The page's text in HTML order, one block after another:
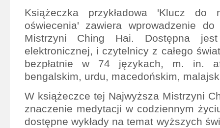
Książeczka przykładowa 'Klucz do
oświecenia' zawiera wprowadzenie
Mistrzyni Ching Hai. Dostępna
elektronicznej, i czytelnicy z całego
bezpłatnie w 74 językach, m. in.
bengalskim, urdu, macedońskim,
W książeczce tej Najwyższa Mistrzyni
znaczenie medytacji w codziennym
dostępne wykłady na temat wyższych